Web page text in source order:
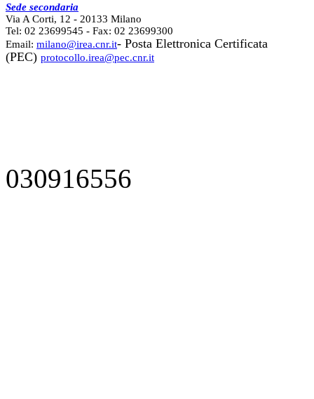
Sede secondaria
Via A Corti, 12 - 20133 Milano
Tel: 02 23699545 - Fax: 02 23699300
Email: milano@irea.cnr.it- Posta Elettronica Certificata
(PEC) protocollo.irea@pec.cnr.it
030916556